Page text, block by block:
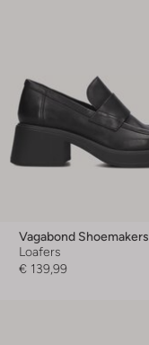
Vagabond Shoemakers
Loafers
€ 139,99